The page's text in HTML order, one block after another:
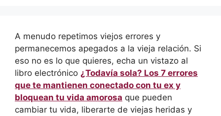
A menudo repetimos viejos errores y
permanecemos apegados a la vieja relación. Si
eso no es lo que quieres, echa un vistazo al
libro electrónico ¿Todavía sola? Los 7 errores
que te mantienen conectado con tu ex y
bloquean tu vida amorosa que pueden
cambiar tu vida, liberarte de viejas heridas y